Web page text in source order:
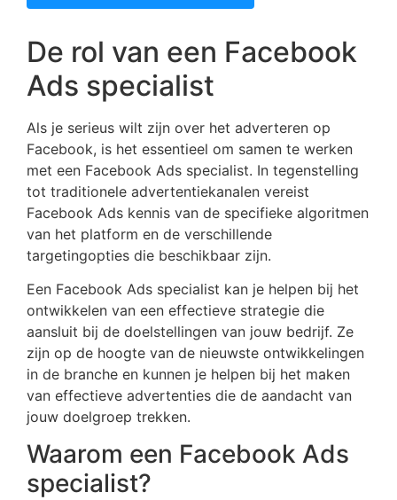
De rol van een Facebook
Ads specialist
Als je serieus wilt zijn over het adverteren op
Facebook, is het essentieel om samen te werken
met een Facebook Ads specialist. In tegenstelling
tot traditionele advertentiekanalen vereist
Facebook Ads kennis van de specifieke algoritmen
van het platform en de verschillende
targetingopties die beschikbaar zijn.
Een Facebook Ads specialist kan je helpen bij het
ontwikkelen van een effectieve strategie die
aansluit bij de doelstellingen van jouw bedrijf. Ze
zijn op de hoogte van de nieuwste ontwikkelingen
in de branche en kunnen je helpen bij het maken
van effectieve advertenties die de aandacht van
jouw doelgroep trekken.
Waarom een Facebook Ads
specialist?